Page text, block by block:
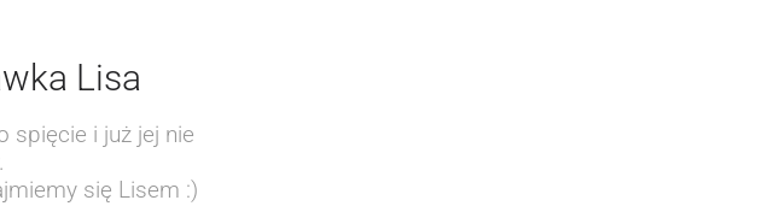
Lisa
spięcie i już jej nie
się Lisem :)